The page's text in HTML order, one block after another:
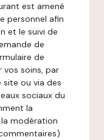
est amené
personnel afin
et le suivi de
de
de
soins, par
ou via des
sociaux du
la
modération